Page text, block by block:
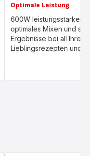
Optimale Leistung
600W leistungsstarker
optimales Mixen und
Ergebnisse bei all Ihren
Lieblingsrezepten und